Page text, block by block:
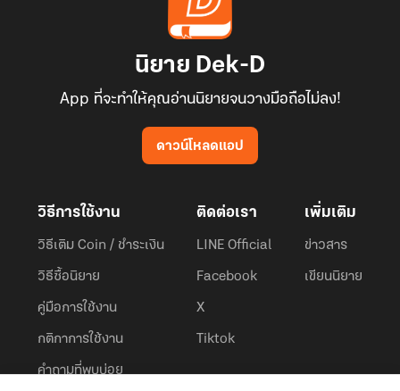
นิยาย Dek-D
App ที่จะทำให้คุณอ่านนิยายจนวางมือถือไม่ลง!
ดาวน์โหลดแอป
วิธีการใช้งาน
วิธีเติม Coin / ชำระเงิน
วิธีซื้อนิยาย
คู่มือการใช้งาน
กติกาการใช้งาน
คำถามที่พบบ่อย
ติดต่อเรา
LINE Official
Facebook
X
Tiktok
เพิ่มเติม
ข่าวสาร
เขียนนิยาย